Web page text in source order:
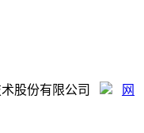
股份有限公司
网